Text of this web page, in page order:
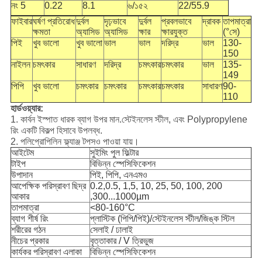
নং 5
0.22 8.1 ৬/১৫২
22/55.9
ফাইবারঘর্ষণ প্রতিরোধ
ক্ষমতা
দুর্বল
অ্যাসিড
দৃঢ়ভাবে
অ্যাসিড
দুর্বল
ক্ষার
প্রবলভাবে
ক্ষারযুক্ত
দ্রাবক তাপমাত্রা
(°সে)
পিই
খুব ভালো খুব ভালোভাল ভাল দরিদ্র ভাল
130-
150
নাইলন চমৎকার সাধারণ দরিদ্র চমৎকারচমৎকার ভাল
135-
149
পিপি
খুব ভালো চমৎকার চমৎকার চমৎকারচমৎকার সাধারণ90-
110
হার্ডওয়্যার:
1. কার্বন ইস্পাত ধারক ব্যাগ উপর মান.স্টেইনলেস স্টীল, এবং Polypropylene
রিং একটি বিকল্প হিসাবে উপলব্ধ.
2. পলিপ্রোপিলিন ফ্ল্যাঞ্জ টপসও পাওয়া যায়।
আইটেম
সুইমিং পুল ফিল্টার
টাইপ
বিভিন্ন স্পেসিফিকেশন
উপাদান
পিই, পিপি, এনএমও
আপেক্ষিক পরিস্রাবণ ছিদ্র
আকার
0.2,0.5, 1,5, 10, 25, 50, 100, 200
,300...1000µm
তাপমাত্রা
<80-160°C
ব্যাগ শীর্ষ রিং
প্লাস্টিক (পিপি/পিই)/স্টেইনলেস স্টীল/জিঙ্ক স্টিল
শরীরের গঠন
সেলাই / ঢালাই
নীচের প্রকার
বৃত্তাকার / V ত্রিভুজ
কার্যকর পরিস্রাবণ এলাকা
বিভিন্ন স্পেসিফিকেশন